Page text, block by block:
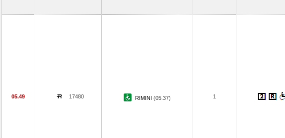
05.49 17480 RIMINI (05.37) 1